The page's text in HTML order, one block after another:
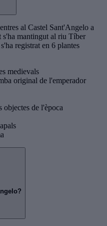
al Castel Sant'Angelo a
s'ha mantingut al riu Tíber
registrat en 6 plantes
medievals
original de l'emperador
de l'època